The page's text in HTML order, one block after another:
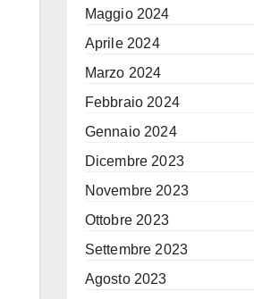
Maggio 2024
Aprile 2024
Marzo 2024
Febbraio 2024
Gennaio 2024
Dicembre 2023
Novembre 2023
Ottobre 2023
Settembre 2023
Agosto 2023